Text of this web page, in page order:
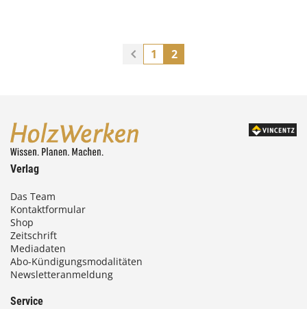
1 2
Verlag
Das Team
Kontaktformular
Shop
Zeitschrift
Mediadaten
Abo-Kündigungsmodalitäten
Newsletteranmeldung
Service